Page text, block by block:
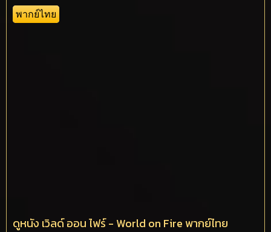
พากย์ไทย
ดูหนัง เวิลด์ ออน ไฟร์ - World on Fire พากย์ไทย